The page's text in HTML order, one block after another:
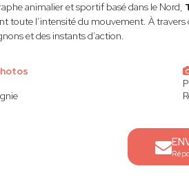
animalier et sportif basé dans le Nord,
toute l’intensité du mouvement. À travers
et des instants d’action.